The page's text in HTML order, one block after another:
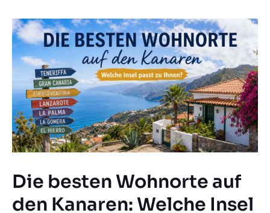
Die besten Wohnorte auf
den Kanaren: Welche Insel